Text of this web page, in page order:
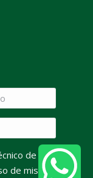
de
de mis